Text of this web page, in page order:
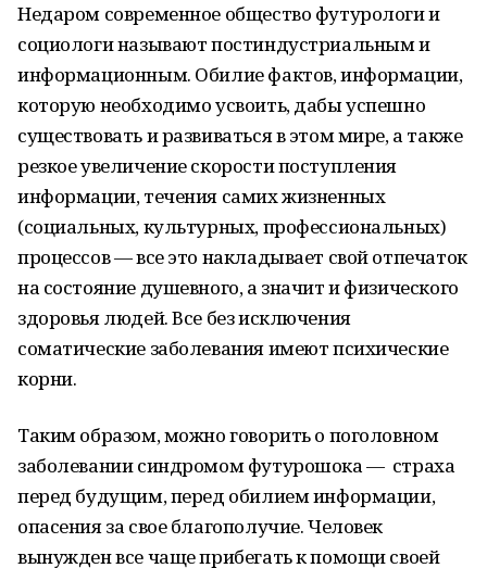
Недаром современное общество футурологи и
социологи называют постиндустриальным и
информационным. Обилие фактов, информации,
которую необходимо усвоить, дабы успешно
существовать и развиваться в этом мире, а также
резкое увеличение скорости поступления
информации, течения самих жизненных
(социальных, культурных, профессиональных)
процессов — все это накладывает свой отпечаток
на состояние душевного, а значит и физического
здоровья людей. Все без исключения
соматические заболевания имеют психические
корни.
Таким образом, можно говорить о поголовном
заболевании синдромом футурошока — страха
перед будущим, перед обилием информации,
опасения за свое благополучие. Человек
вынужден все чаще прибегать к помощи своей